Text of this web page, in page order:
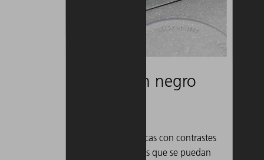
Marcado en negro
¿Quiere aplicar marcas con contrastes
fuertes en superficies que se puedan